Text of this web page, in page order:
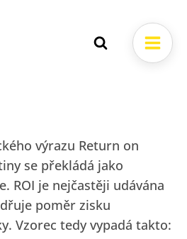
výrazu Return on
se překládá jako
ROI je nejčastěji udávána
poměr zisku
Vzorec tedy vypadá takto: